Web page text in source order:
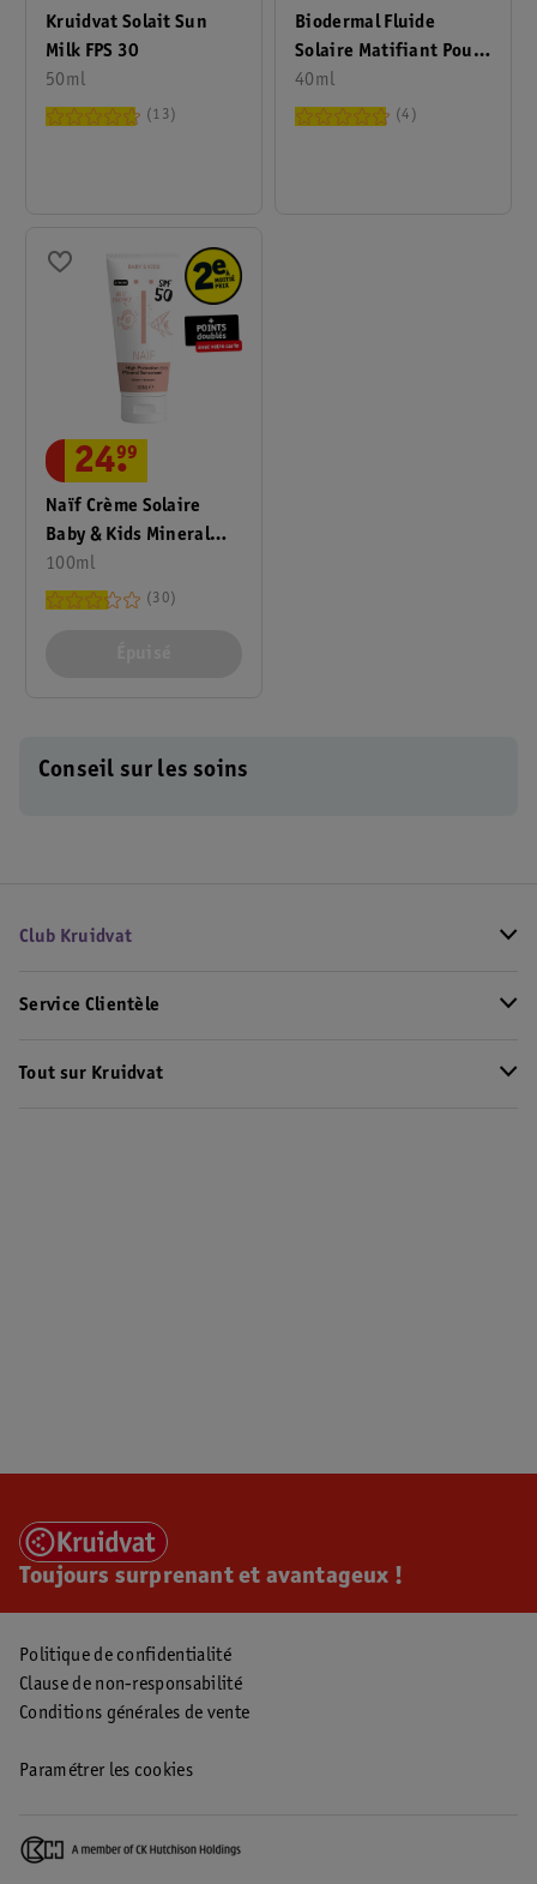
Kruidvat Solait Sun
Milk FPS 30
50ml
13
Biodermal Fluide
Solaire Matifiant Pour
Le Visage FPS 30
40ml
4
Naïf Crème Solaire
Baby & Kids Mineral
Sunscreen FPS50
100ml
24.
99
30
Conseil sur les soins
Club Kruidvat
Service Clientèle
Tout sur Kruidvat
Toujours surprenant et avantageux !
Politique de confidentialité
Clause de non-responsabilité
Conditions générales de vente
Paramétrer les cookies